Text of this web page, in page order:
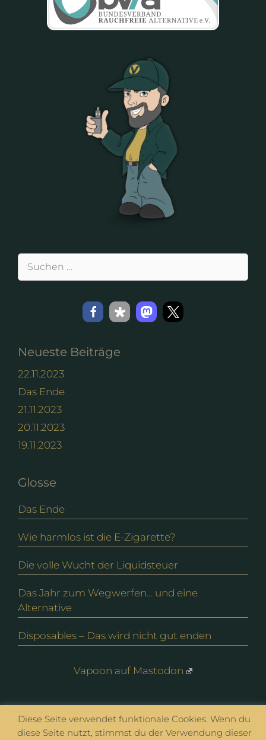
Suchen
Neueste Beiträge
22.11.2023
Das Ende
21.11.2023
20.11.2023
19.11.2023
Glosse
Das Ende
Wie harmlos ist die E-Zigarette?
Die volle Wucht der Liquidsteuer
Das Jahr zum Wegwerfen… und eine
Alternative
Disposables – Das wird nicht gut enden
Vapoon auf Mastodon
© vapoon seit 2016 |Datenschutz| Impressum
Diese Seite verwendet funktionale Cookies. Wenn du
diese Seite nutzt, stimmst du der Verwendung dieser